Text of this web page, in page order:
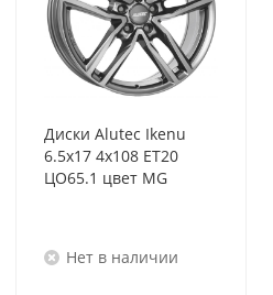
Диски Alutec Ikenu
6.5x17 4x108 ET20
ЦО65.1 цвет MG
Нет в наличии